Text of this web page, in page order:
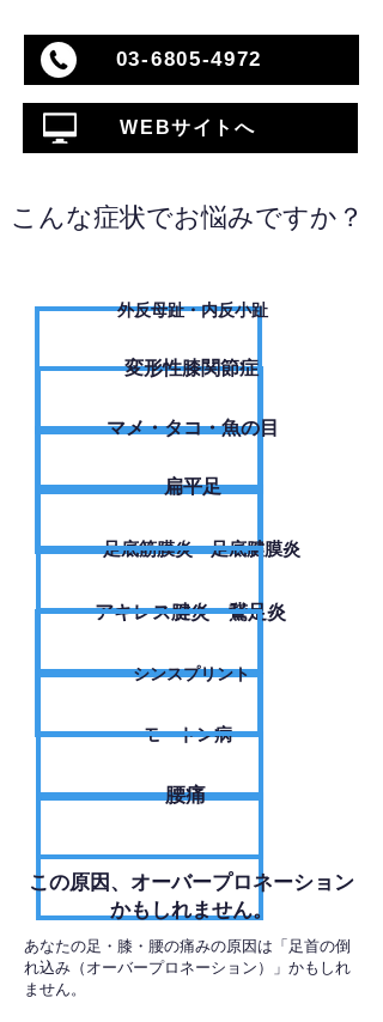
03-6805-4972
WEBサイトへ
こんな症状でお悩みですか？
外反母趾・内反小趾
変形性膝関節症
​マメ・タコ・魚の目
扁平足
足底筋膜炎・足底腱膜炎
アキレス腱炎・鵞足炎
シンスプリント
モートン病
腰痛
​この原因、オーバープロネーション
かもしれません。
あなたの足・膝・腰の痛みの原因は「足首の倒
れ込み（オーバープロネーション）」かもしれ
ません。